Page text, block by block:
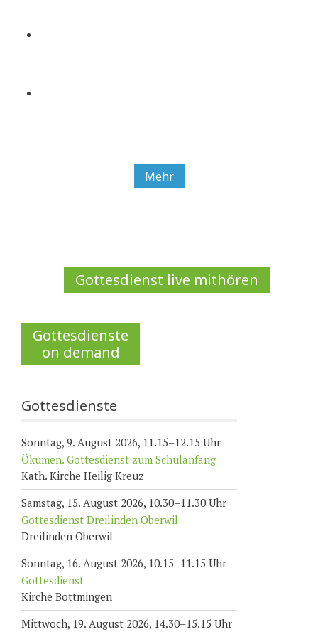
Mehr
Gottesdienst live mithören
Gottesdienste
on demand
Gottesdienste
Sonntag, 9. August 2026, 11.15–12.15 Uhr
Ökumen. Gottesdienst zum Schulanfang
Kath. Kirche Heilig Kreuz
Samstag, 15. August 2026, 10.30–11.30 Uhr
Gottesdienst Dreilinden Oberwil
Dreilinden Oberwil
Sonntag, 16. August 2026, 10.15–11.15 Uhr
Gottesdienst
Kirche Bottmingen
Mittwoch, 19. August 2026, 14.30–15.15 Uhr